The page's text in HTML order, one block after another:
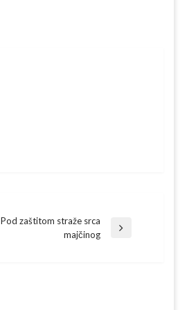
Pod zaštitom straže srca
majčinog